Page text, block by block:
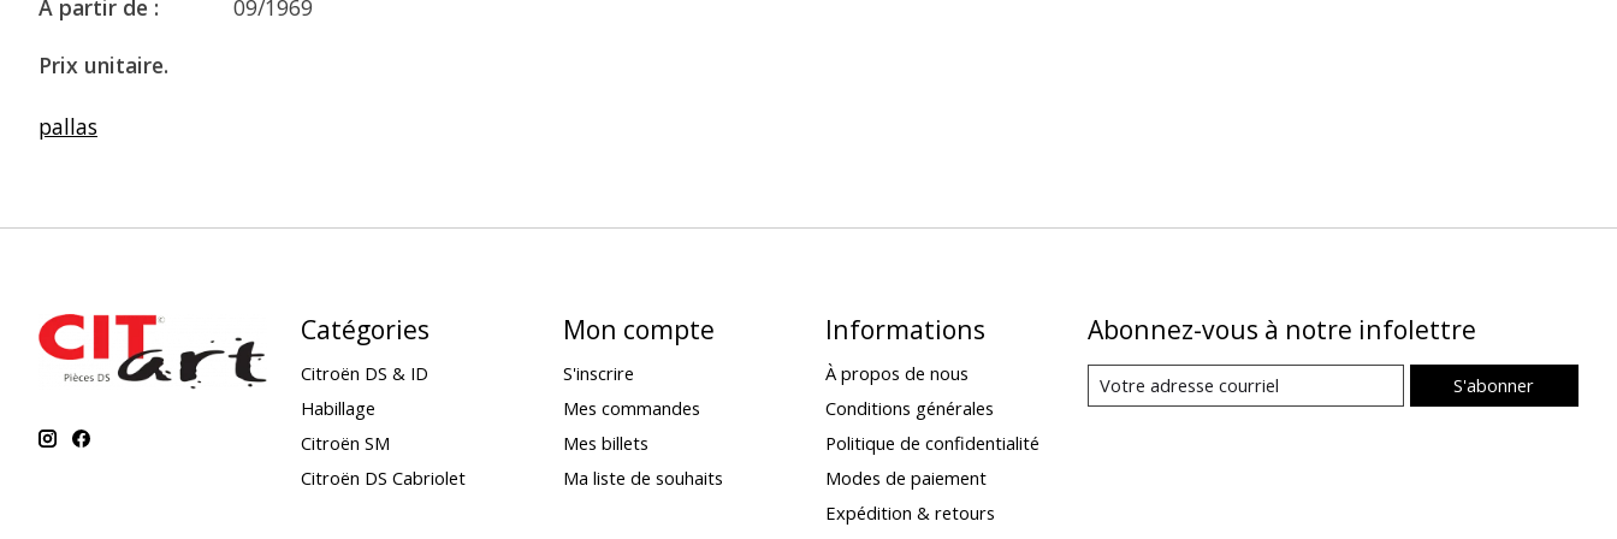
A partir de :
09/1969
Prix unitaire.
pallas
Catégories
Citroën DS & ID
Habillage
Citroën SM
Citroën DS Cabriolet
Mon compte
S'inscrire
Mes commandes
Mes billets
Ma liste de souhaits
Informations
À propos de nous
Conditions générales
Politique de confidentialité
Modes de paiement
Expédition & retours
Abonnez-vous à notre infolettre
S'abonner